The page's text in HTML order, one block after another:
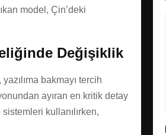
model, Çin’deki
Değişiklik
bakmayı tercih
ayıran en kritik detay
kullanılırken,